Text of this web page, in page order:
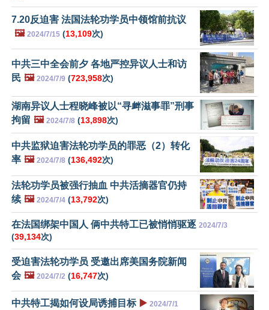
7.20反迫害 法国法轮功学员中领馆前抗议
🖼️ 2024/7/15 (13,109次)
中共三中全会前夕 各地严控异议人士和访
民 🖼️ 2024/7/9 (723,958次)
湖南异议人士程晓峰被以“寻衅滋事罪”刑事
拘留 🖼️ 2024/7/8 (13,898次)
中共监狱迫害法轮功学员的罪恶（2）转化
率 🖼️ 2024/7/8 (136,492次)
法轮功学员被强行抽血 中共活摘器官仍持
续 🖼️ 2024/7/4 (13,792次)
在法国绑架中国人 俩中共特工已被悄悄驱逐 2024/7/3
(39,134次)
受迫害法轮功学员 受邀出席美国务院新闻
会 🖼️ 2024/7/2 (16,747次)
中共特工揭如何设局诱捕目标 ▶️ 2024/7/1